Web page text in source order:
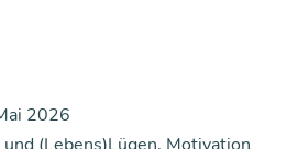
2026